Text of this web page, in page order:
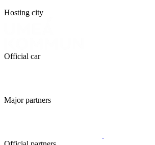
Hosting city
Official car
Major partners